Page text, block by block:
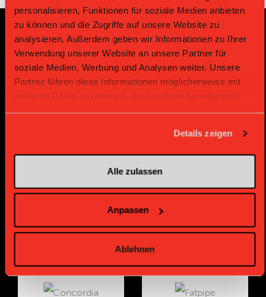
personalisieren, Funktionen für soziale Medien anbieten
zu können und die Zugriffe auf unsere Website zu
analysieren. Außerdem geben wir Informationen zu Ihrer
Verwendung unserer Website an unsere Partner für
soziale Medien, Werbung und Analysen weiter. Unsere
Partner führen diese Informationen möglicherweise mit
weiteren Daten zusammen, die Sie ihnen bereitgestellt
Details zeigen
Alle zulassen
Anpassen
Ablehnen
Partenaires principaux et
Sponsors
Partenaire Or Partenaire Or